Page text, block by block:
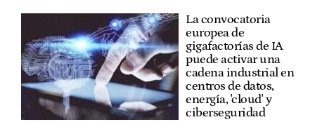
La convocatoria
europea de
gigafactorías de IA
puede activar una
cadena industrial en
centros de datos,
energía, 'cloud' y
ciberseguridad